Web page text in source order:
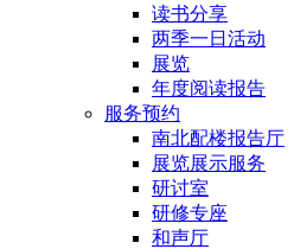
读书分享
两季一日活动
展览
年度阅读报告
服务预约
南北配楼报告厅
展览展示服务
研讨室
研修专座
和声厅